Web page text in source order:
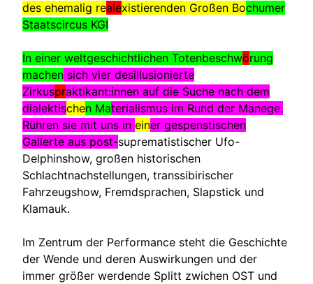
des ehemalig realexistierenden Großen Bochumer
Staatscircus KGI
In einer weltgeschichtlichen Totenbeschwörung
machen sich vier desillusionierte
Zirkuspraktikant:innen auf die Suche nach dem
dialektischen Materialismus im Rund der Manege.
Rühren sie mit uns in einer gespenstischen
Gallerte aus post-suprematistischer Ufo-
Delphinshow, großen historischen
Schlachtnachstellungen, transsibirischer
Fahrzeugshow, Fremdsprachen, Slapstick und
Klamauk.
Im Zentrum der Performance steht die Geschichte
der Wende und deren Auswirkungen und der
immer größer werdende Splitt zwichen OST und